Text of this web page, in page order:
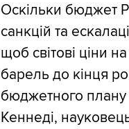
Оскільки бюджет
санкцій та
щоб світові ціни
барель до кінця
бюджетного
Кеннеді,